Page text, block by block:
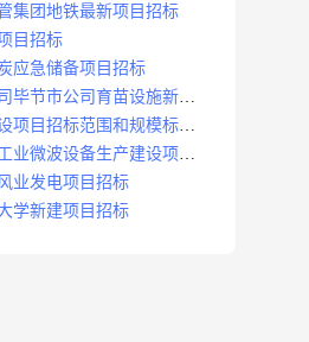
集团地铁最新项目招标
目招标
应急储备项目招标
毕节市公司育苗设施新建
公告
项目招标范围和规模标准
业微波设备生产建设项目
业发电项目招标
学新建项目招标